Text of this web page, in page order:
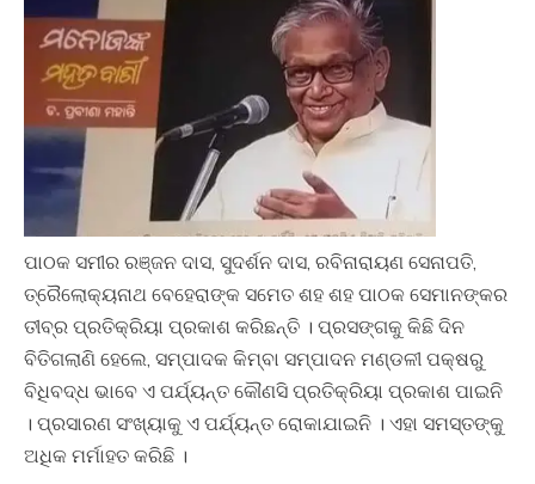
ପାଠକ ସମୀର ରଞ୍ଜନ ଦାସ, ସୁଦର୍ଶନ ଦାସ, ରବିନାରାୟଣ ସେନାପତି,
ତ୍ରୈଲୋକ୍ୟନାଥ ବେହେରାଙ୍କ ସମେତ ଶହ ଶହ ପାଠକ ସେମାନଙ୍କର
ତୀବ୍ର ପ୍ରତିକ୍ରିୟା ପ୍ରକାଶ କରିଛନ୍ତି । ପ୍ରସଙ୍ଗକୁ କିଛି ଦିନ
ବିତିଗଲାଣି ହେଲେ, ସମ୍ପାଦକ କିମ୍ବା ସମ୍ପାଦନ ମଣ୍ଡଳୀ ପକ୍ଷରୁ
ବିଧିବଦ୍ଧ ଭାବେ ଏ ପର୍ଯ୍ୟନ୍ତ କୌଣସି ପ୍ରତିକ୍ରିୟା ପ୍ରକାଶ ପାଇନି
। ପ୍ରସାରଣ ସଂଖ୍ୟାକୁ ଏ ପର୍ଯ୍ୟନ୍ତ ରୋକାଯାଇନି । ଏହା ସମସ୍ତଙ୍କୁ
ଅଧିକ ମର୍ମାହତ କରିଛି ।